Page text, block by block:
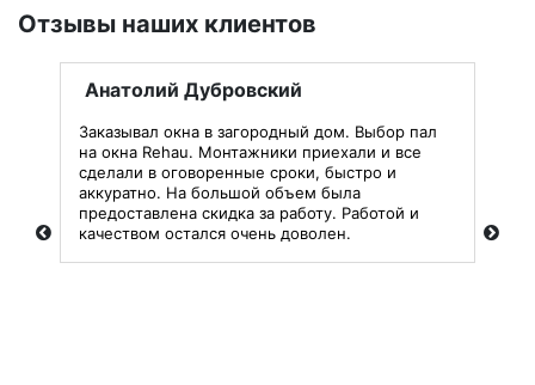
Отзывы наших клиентов
Анатолий Дубровский
Заказывал окна в загородный дом. Выбор пал
на окна Rehau. Монтажники приехали и все
сделали в оговоренные сроки, быстро и
аккуратно. На большой объем была
предоставлена скидка за работу. Работой и
качеством остался очень доволен.